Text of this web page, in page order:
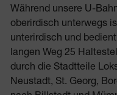
Während unsere U-
oberirdisch unterwegs
unterirdisch und
langen Weg 25
durch die Stadtteile
Neustadt, St. Georg,